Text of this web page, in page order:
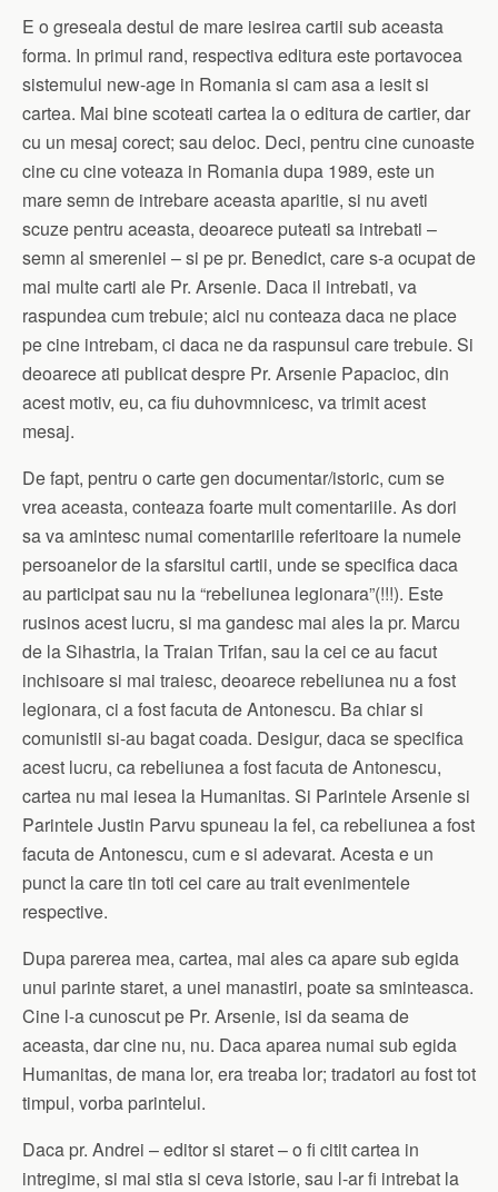
E o greseala destul de mare iesirea cartii sub aceasta
forma. In primul rand, respectiva editura este portavocea
sistemului new-age in Romania si cam asa a iesit si
cartea. Mai bine scoteati cartea la o editura de cartier, dar
cu un mesaj corect; sau deloc. Deci, pentru cine cunoaste
cine cu cine voteaza in Romania dupa 1989, este un
mare semn de intrebare aceasta aparitie, si nu aveti
scuze pentru aceasta, deoarece puteati sa intrebati –
semn al smereniei – si pe pr. Benedict, care s-a ocupat de
mai multe carti ale Pr. Arsenie. Daca il intrebati, va
raspundea cum trebuie; aici nu conteaza daca ne place
pe cine intrebam, ci daca ne da raspunsul care trebuie. Si
deoarece ati publicat despre Pr. Arsenie Papacioc, din
acest motiv, eu, ca fiu duhovmnicesc, va trimit acest
mesaj.
De fapt, pentru o carte gen documentar/istoric, cum se
vrea aceasta, conteaza foarte mult comentariile. As dori
sa va amintesc numai comentariile referitoare la numele
persoanelor de la sfarsitul cartii, unde se specifica daca
au participat sau nu la “rebeliunea legionara”(!!!). Este
rusinos acest lucru, si ma gandesc mai ales la pr. Marcu
de la Sihastria, la Traian Trifan, sau la cei ce au facut
inchisoare si mai traiesc, deoarece rebeliunea nu a fost
legionara, ci a fost facuta de Antonescu. Ba chiar si
comunistii si-au bagat coada. Desigur, daca se specifica
acest lucru, ca rebeliunea a fost facuta de Antonescu,
cartea nu mai iesea la Humanitas. Si Parintele Arsenie si
Parintele Justin Parvu spuneau la fel, ca rebeliunea a fost
facuta de Antonescu, cum e si adevarat. Acesta e un
punct la care tin toti cei care au trait evenimentele
respective.
Dupa parerea mea, cartea, mai ales ca apare sub egida
unui parinte staret, a unei manastiri, poate sa sminteasca.
Cine l-a cunoscut pe Pr. Arsenie, isi da seama de
aceasta, dar cine nu, nu. Daca aparea numai sub egida
Humanitas, de mana lor, era treaba lor; tradatori au fost tot
timpul, vorba parintelui.
Daca pr. Andrei – editor si staret – o fi citit cartea in
intregime, si mai stia si ceva istorie, sau l-ar fi intrebat la